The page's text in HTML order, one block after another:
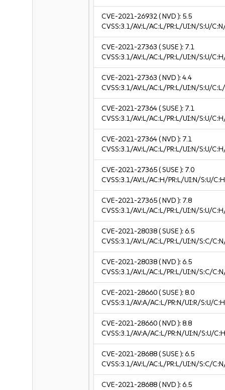
CVE-2021-26932( NVD ): 5.5
CVSS:3.1/AV:L/AC:L/PR:L/UI:N/S:U/
CVE-2021-27363 ( SUSE ): 7.1
CVSS:3.1/AV:L/AC:L/PR:L/UI:N/S:U/
CVE-2021-27363 ( NVD ):4.4
CVSS:3.1/AV:L/AC:L/PR:L/UI:N/S:U/
CVE-2021-27364( SUSE ): 7.1
CVSS:3.1/AV:L/AC:L/PR:L/UI:N/S:U/
CVE-2021-27364( NVD ): 7.1
CVSS:3.1/AV:L/AC:L/PR:L/UI:N/S:U/
CVE-2021-27365( SUSE ): 7.0
CVSS:3.1/AV:L/AC:H/PR:L/UI:N/S:U/
CVE-2021-27365( NVD ): 7.8
CVSS:3.1/AV:L/AC:L/PR:L/UI:N/S:U/
CVE-2021-28038( SUSE ):6.5
CVSS:3.1/AV:L/AC:L/PR:L/UI:N/S:C/
CVE-2021-28038( NVD ):6.5
CVSS:3.1/AV:L/AC:L/PR:L/UI:N/S:C/
CVE-2021-28660( SUSE ):8.0
CVSS:3.1/AV:A/AC:L/PR:N/UI:R/S:U/
CVE-2021-28660( NVD ):8.8
CVSS:3.1/AV:A/AC:L/PR:N/UI:N/S:U/
CVE-2021-28688( SUSE ):6.5
CVSS:3.1/AV:L/AC:L/PR:L/UI:N/S:C/
CVE-2021-28688( NVD ):6.5